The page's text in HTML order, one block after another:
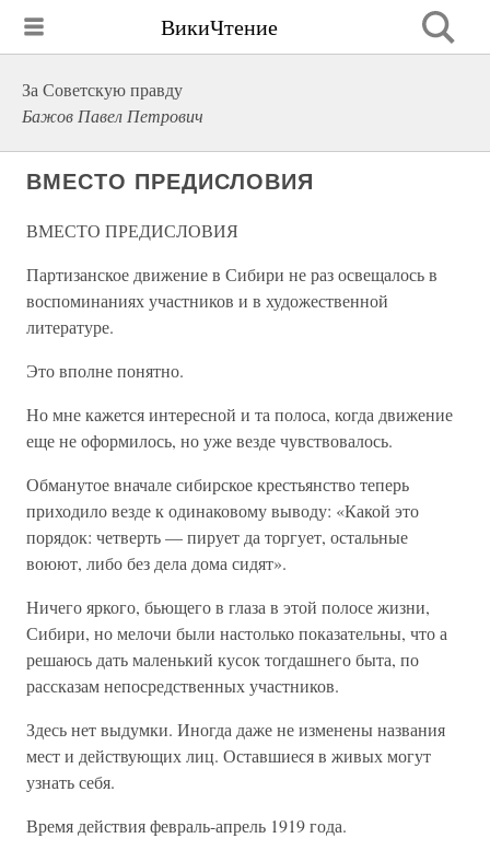
ВикиЧтение
За Советскую правду
Бажов Павел Петрович
ВМЕСТО ПРЕДИСЛОВИЯ
ВМЕСТО ПРЕДИСЛОВИЯ
Партизанское движение в Сибири не раз освещалось в
воспоминаниях участников и в художественной
литературе.
Это вполне понятно.
Но мне кажется интересной и та полоса, когда движение
еще не оформилось, но уже везде чувствовалось.
Обманутое вначале сибирское крестьянство теперь
приходило везде к одинаковому выводу: «Какой это
порядок: четверть — пирует да торгует, остальные
воюют, либо без дела дома сидят».
Ничего яркого, бьющего в глаза в этой полосе жизни,
Сибири, но мелочи были настолько показательны, что а
решаюсь дать маленький кусок тогдашнего быта, по
рассказам непосредственных участников.
Здесь нет выдумки. Иногда даже не изменены названия
мест и действующих лиц. Оставшиеся в живых могут
узнать себя.
Время действия февраль-апрель 1919 года.